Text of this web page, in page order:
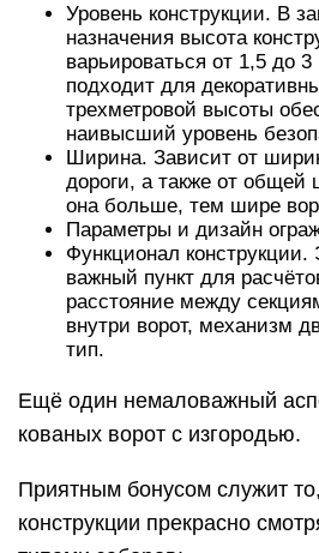
Уровень конструкции. В
назначения высота
варьироваться от 1,5 до
подходит для
трехметровой высоты
наивысший уровень
Ширина. Зависит от
дороги, а также от общей
она больше, тем шире
Параметры и дизайн
Функционал конструкции.
важный пункт для
расстояние между
внутри ворот, механизм
тип.
Ещё один немаловажный
кованых ворот с изгородью.
Приятным бонусом служит
конструкции прекрасно